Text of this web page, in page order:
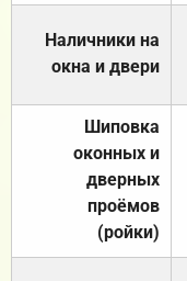
Наличники на
окна и двери
Шиповка
оконных и
дверных
проёмов
(ройки)